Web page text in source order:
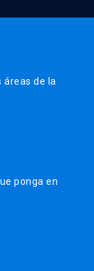
áreas de la
ponga en